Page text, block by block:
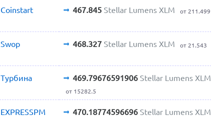
Coinstart 467.845 Stellar Lumens XLM от 211.499
Swop 468.327 Stellar Lumens XLM от 21.543
Турбина 469.79676591906 Stellar Lumens XLM
от 15282.5
EXPRESSPM 470.18774596696 Stellar Lumens XLM